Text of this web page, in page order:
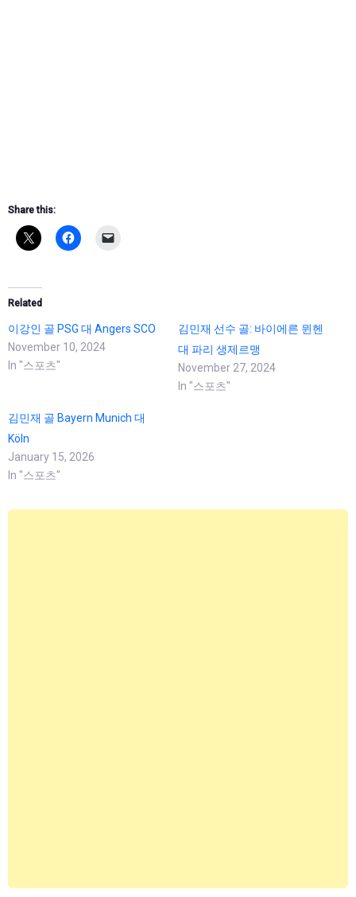
Share this:
Related
이강인 골 PSG 대 Angers SCO
November 10, 2024
In "스포츠"
김민재 선수 골: 바이에른 뮌헨
대 파리 생제르맹
November 27, 2024
In "스포츠"
김민재 골 Bayern Munich 대
Köln
January 15, 2026
In "스포츠"